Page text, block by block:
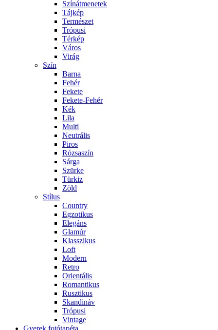
Színátmenetek
Tájkép
Természet
Trópusi
Térkép
Város
Virág
Szín
Barna
Fehér
Fekete
Fekete-Fehér
Kék
Lila
Multi
Neutrális
Piros
Rózsaszín
Sárga
Szürke
Türkiz
Zöld
Stílus
Country
Egzotikus
Elegáns
Glamúr
Klasszikus
Loft
Modern
Retro
Orientális
Romantikus
Rusztikus
Skandináv
Trópusi
Vintage
Gyerek fotótapéta